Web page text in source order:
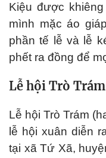
Kiệu được
mình mặc áo
phần tế lễ và lễ
phết ra đồng để
Lễ hội Trò Trám
Lễ hội Trò Trám
lễ hội xuân diễn
tại xã Tứ Xã,